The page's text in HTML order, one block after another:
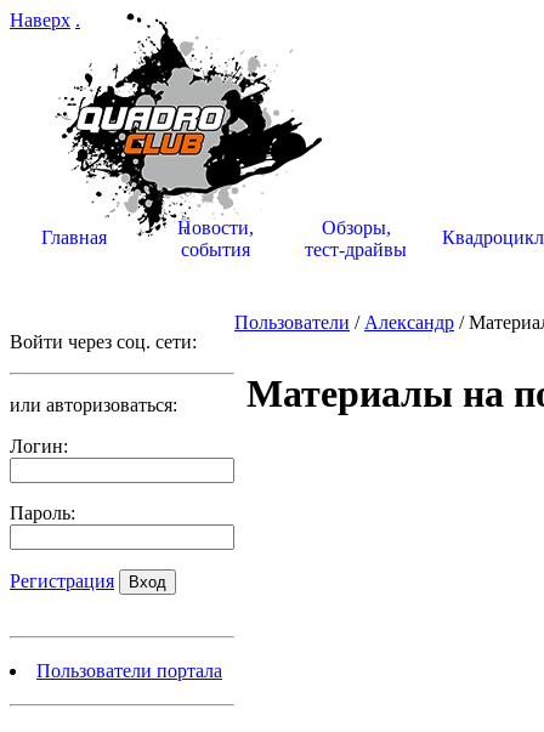
Наверх .
Главная
Новости,
события
Обзоры,
тест-драйвы
Войти через соц. сети:
или авторизоваться:
Логин:
Пароль:
Регистрация
Пользователи портала
Пользователи / Александр /
Материалы на